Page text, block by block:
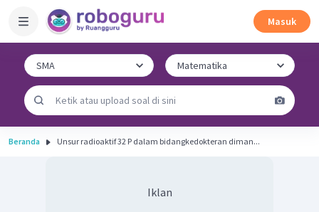
Masuk
Beranda Unsur radioaktif 32 P dalam bidangkedokteran diman...
Iklan